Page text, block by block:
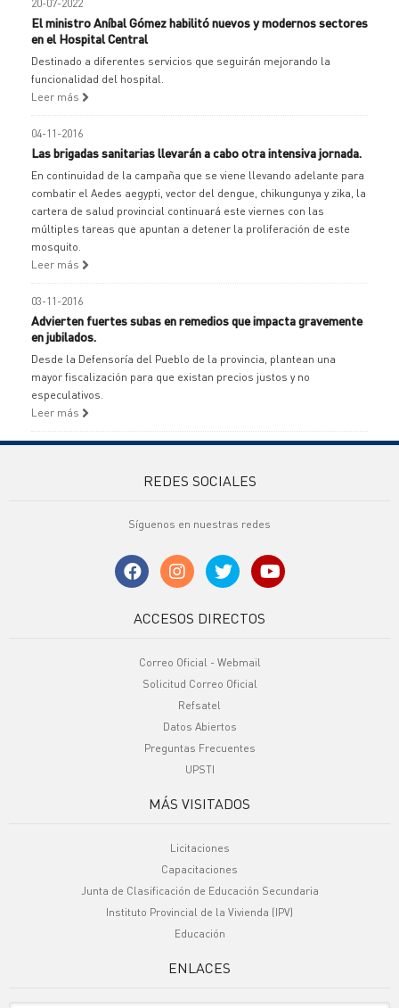
20-07-2022
El ministro Aníbal Gómez habilitó nuevos y modernos sectores
en el Hospital Central
Destinado a diferentes servicios que seguirán mejorando la
funcionalidad del hospital.
Leer más
04-11-2016
Las brigadas sanitarias llevarán a cabo otra intensiva jornada.
En continuidad de la campaña que se viene llevando adelante para
combatir el Aedes aegypti, vector del dengue, chikungunya y zika, la
cartera de salud provincial continuará este viernes con las
múltiples tareas que apuntan a detener la proliferación de este
mosquito.
Leer más
03-11-2016
Advierten fuertes subas en remedios que impacta gravemente
en jubilados.
Desde la Defensoría del Pueblo de la provincia, plantean una
mayor fiscalización para que existan precios justos y no
especulativos.
Leer más
REDES SOCIALES
Síguenos en nuestras redes
ACCESOS DIRECTOS
Correo Oficial - Webmail
Solicitud Correo Oficial
Refsatel
Datos Abiertos
Preguntas Frecuentes
UPSTI
MÁS VISITADOS
Licitaciones
Capacitaciones
Junta de Clasificación de Educación Secundaria
Instituto Provincial de la Vivienda (IPV)
Educación
ENLACES